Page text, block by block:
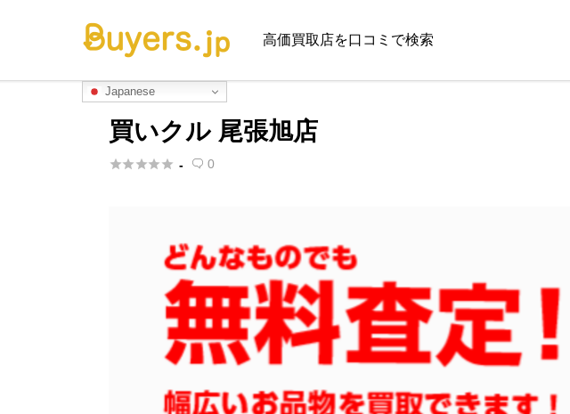
高価買取店を口コミで検索
Japanese
買いクル 尾張旭店
 -  0